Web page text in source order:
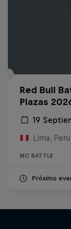
Red Bull
Plazas
19
Lima, Peru
MC BATTLE
Próximo